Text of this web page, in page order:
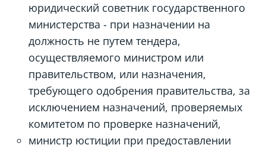
юридический советник государственного
министерства - при назначении на
должность не путем тендера,
осуществляемого министром или
правительством, или назначения,
требующего одобрения правительства, за
исключением назначений, проверяемых
комитетом по проверке назначений,
министр юстиции при предоставлении